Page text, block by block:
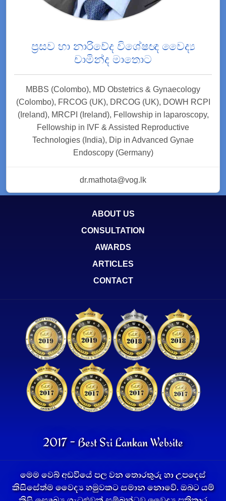
ප්‍රසව හා නාරිවේද විශේෂඥ වෛද්‍ය
චාමින්ද මාතොට
MBBS (Colombo), MD Obstetrics & Gynaecology
(Colombo), FRCOG (UK), DRCOG (UK), DOWH RCPI
(Ireland), MRCPI (Ireland), Fellowship in laparoscopy,
Fellowship in IVF & Assisted Reproductive
Technologies (India), Dip in Advanced Gynae
Endoscopy (Germany)
dr.mathota@vog.lk
ABOUT US
CONSULTATION
AWARDS
ARTICLES
CONTACT
2017 - Best Sri Lankan Website
මෙම වෙබ් අඩවියේ පල වන තොරතුරු හා උපදෙස්
කිසිසේත්ම වෛද්‍ය හමුවකට සමාන නොවේ. ඔබට යම්